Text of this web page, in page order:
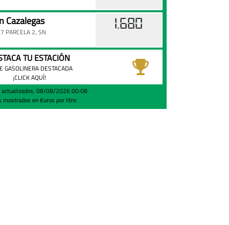
Cazalegas
PARCELA 2, SN
1.680
TU ESTACIÓN
GASOLINERA DESTACADA
¡CLICK AQUÍ!
actualizados: 08/08/2026 00:08
mostrados en €uros por litro